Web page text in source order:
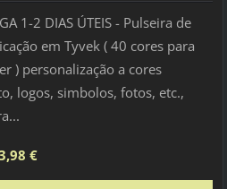
1-2 DIAS ÚTEIS - Pulseira de
em Tyvek ( 40 cores para
) personalização a cores
logos, simbolos, fotos, etc.,
€